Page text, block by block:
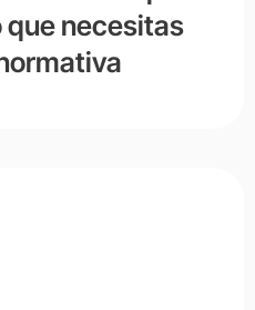
necesitas